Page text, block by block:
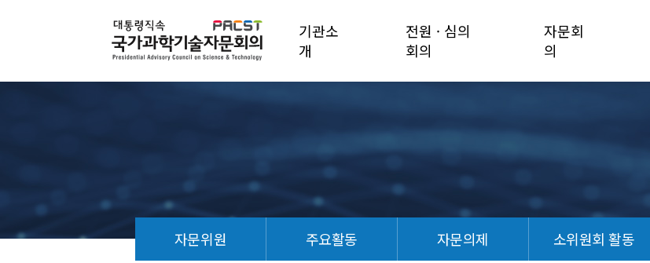
기관소
개
전원 · 심의
회의
자문회
의
자문위원 주요활동 자문의제 소위원회 활동